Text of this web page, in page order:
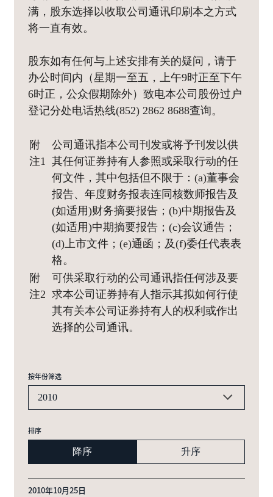
满，股东选择以收取公司通讯印刷本之方式
将一直有效。
股东如有任何与上述安排有关的疑问，请于
办公时间内（星期一至五，上午9时正至下午
6时正，公众假期除外）致电本公司股份过户
登记分处电话热线(852) 2862 8688查询。
附
注1
公司通讯指本公司刊发或将予刊发以供
其任何证券持有人参照或采取行动的任
何文件，其中包括但不限于：(a)董事会
报告、年度财务报表连同核数师报告及
(如适用)财务摘要报告；(b)中期报告及
(如适用)中期摘要报告；(c)会议通告；
(d)上市文件；(e)通函；及(f)委任代表表
格。
附
注2
可供采取行动的公司通讯指任何涉及要
求本公司证券持有人指示其拟如何行使
其有关本公司证券持有人的权利或作出
选择的公司通讯。
按年份筛选
2010
排序
降序 升序
2010年10月25日